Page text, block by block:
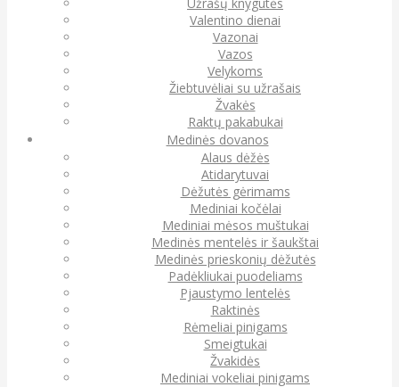
Valentino dienai
Vazonai
Vazos
Velykoms
Žiebtuvėliai su užrašais
Žvakės
Raktų pakabukai
Medinės dovanos
Alaus dėžės
Atidarytuvai
Dėžutės gėrimams
Mediniai kočėlai
Mediniai mėsos muštukai
Medinės mentelės ir šaukštai
Medinės prieskonių dėžutės
Padėkliukai puodeliams
Pjaustymo lentelės
Raktinės
Rėmeliai pinigams
Smeigtukai
Žvakidės
Mediniai vokeliai pinigams